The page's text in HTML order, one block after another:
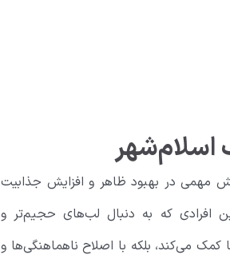
اسلام‌شهر
مهمی در بهبود ظاهر و افزایش جذابیت
افرادی که به دنبال لب‌های حجیم‌تر و
می‌کند، بلکه با اصلاح ناهماهنگی‌ها و